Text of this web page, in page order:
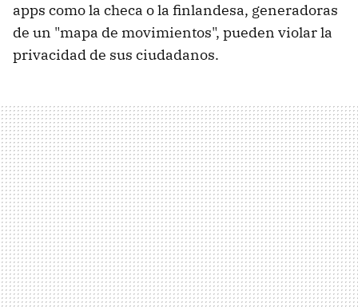
apps como la checa o la finlandesa, generadoras
de un "mapa de movimientos", pueden violar la
privacidad de sus ciudadanos.